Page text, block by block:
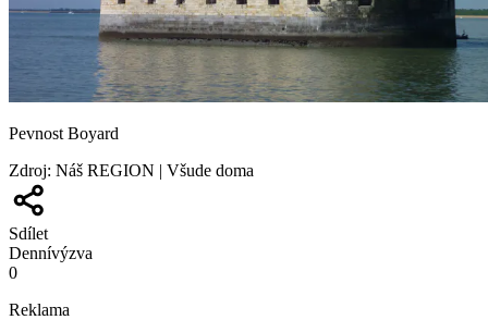
Pevnost Boyard
Zdroj: Náš REGION | Všude doma
Sdílet
Dennívýzva
0
Reklama